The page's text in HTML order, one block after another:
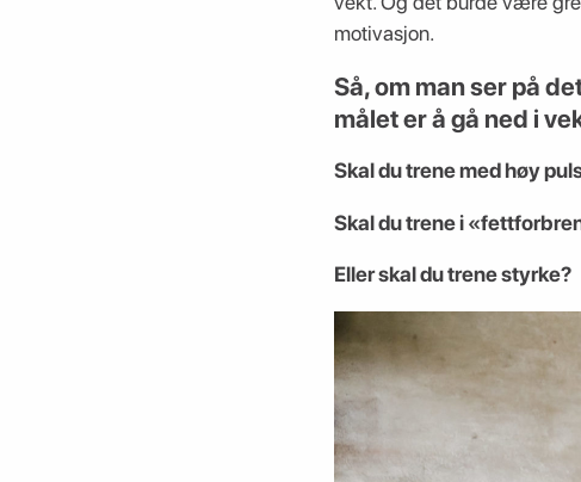
motivasjon.
Så, om man ser på
målet er å gå ned i
Skal du trene med høy
Skal du trene i
Eller skal du trene styrke?